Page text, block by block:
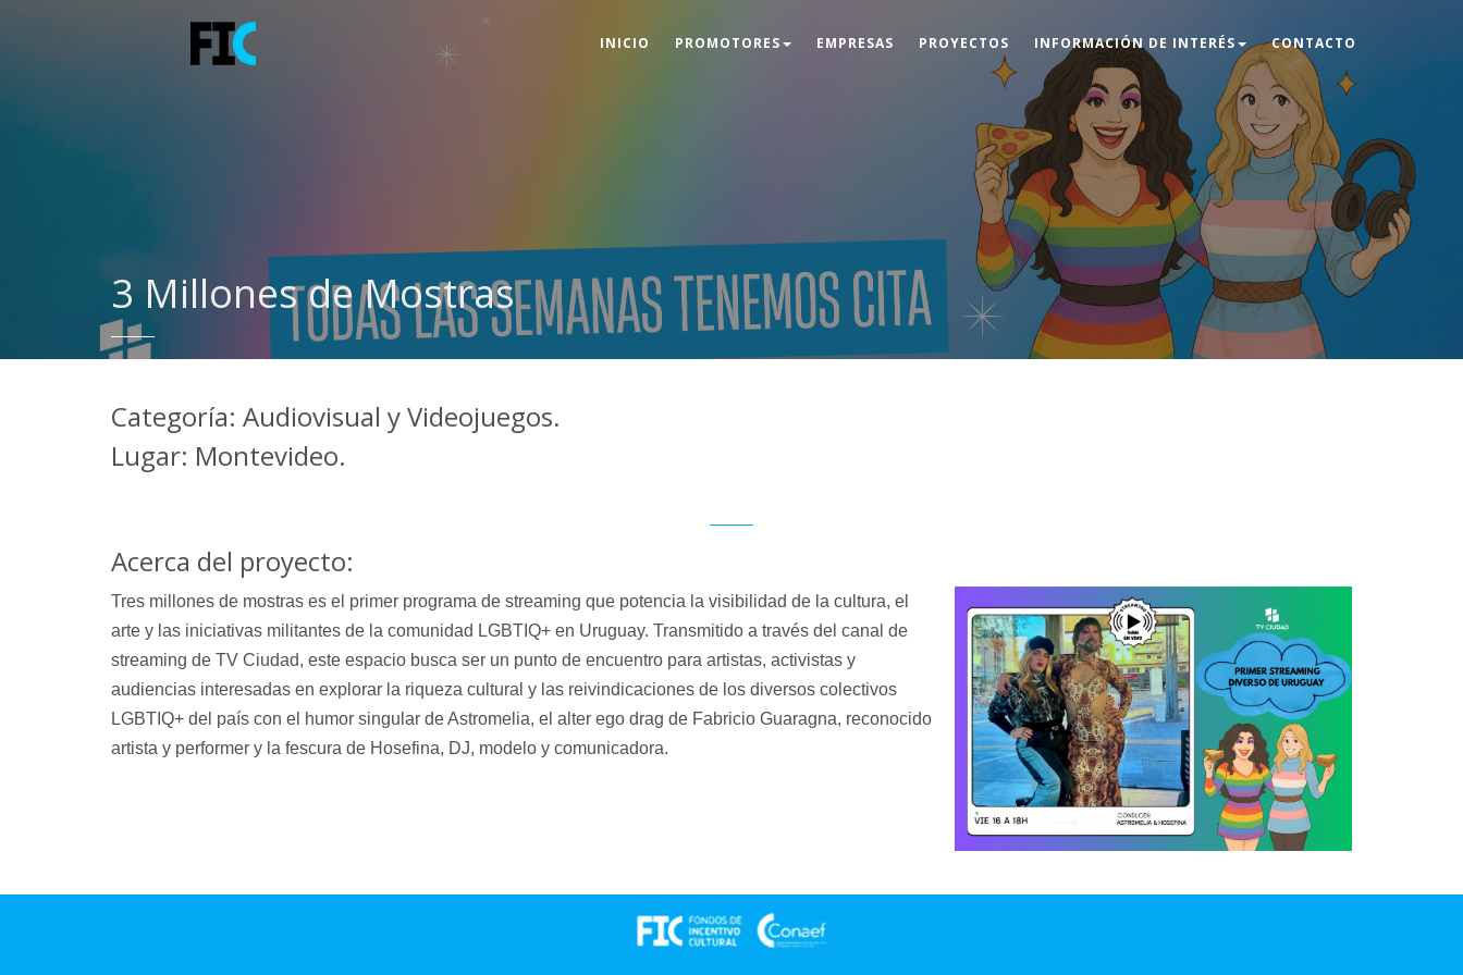
INICIO PROMOTORES EMPRESAS PROYECTOS INFORMACIÓN DE INTERÉS CONTACTO
3 Millones de Mostras
Categoría: Audiovisual y Videojuegos.
Lugar: Montevideo.
Acerca del proyecto:
Tres millones de mostras es el primer programa de streaming que potencia la visibilidad de la cultura, el
arte y las iniciativas militantes de la comunidad LGBTIQ+ en Uruguay. Transmitido a través del canal de
streaming de TV Ciudad, este espacio busca ser un punto de encuentro para artistas, activistas y
audiencias interesadas en explorar la riqueza cultural y las reivindicaciones de los diversos colectivos
LGBTIQ+ del país con el humor singular de Astromelia, el alter ego drag de Fabricio Guaragna, reconocido
artista y performer y la fescura de Hosefina, DJ, modelo y comunicadora.